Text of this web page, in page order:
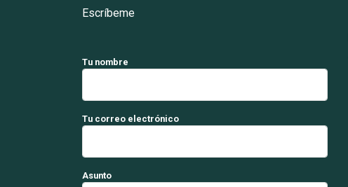
Escríbeme
Tu nombre
Tu correo electrónico
Asunto